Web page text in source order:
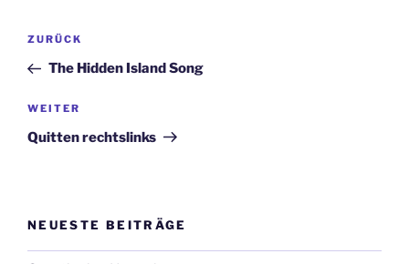
Beitragsnavigation
Vorheriger
Beitrag
ZURÜCK
The Hidden Island Song
Nächster
Beitrag
WEITER
Quitten rechtslinks
NEUESTE BEITRÄGE